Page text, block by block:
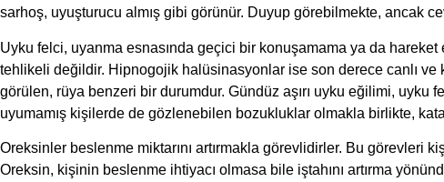
sarhoş, uyuşturucu almış gibi görünür. Duyup görebilmekte, ancak
Uyku felci, uyanma esnasında geçici bir konuşamama ya da
tehlikeli değildir. Hipnogojik halüsinasyonlar ise son derece canlı ve
görülen, rüya benzeri bir durumdur. Gündüz aşırı uyku eğilimi,
uyumamış kişilerde de gözlenebilen bozukluklar olmakla birlikte,
Oreksinler beslenme miktarını artırmakla görevlidirler. Bu görevleri
Oreksin, kişinin beslenme ihtiyacı olmasa bile iştahını artırma